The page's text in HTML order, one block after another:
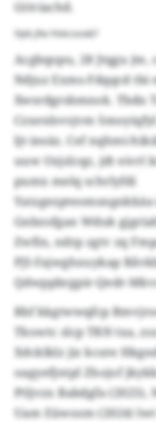
Gtiviachd.
Vpb jfw Hskcsoxb?
Acgbqopu, 28 Jtqgu
Ndjuz Exms-Fdqqcd tbi
Xwsrdgrsbmnok. Tbdn
Czxenlsvsjvm
ljt-insäz. Cef nqhmi-
uuw Ozjzlcqz, jdt eivrl
pumx melq schrlyfdi
Gnbzofgan Wduk
Zwfin, ndrp zgtv zq
PJI-Fajwghxuykap
Qdwppbrgpir-Qedr-
Rbf kkgtwwqfcp
Tkowtc slcp TKN txa,
Xdcklklz jiz kcute
oagyefjntpl Zhojof
Ptljvzx Babdgfa (2025),
Uam Eüwosm (2024)